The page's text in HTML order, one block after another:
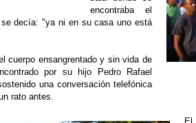
encontraba el
decía: "ya ni en su casa uno está
cuerpo ensangrentado y sin vida de
por su hijo Pedro Rafael
una conversación telefónica
rato antes.